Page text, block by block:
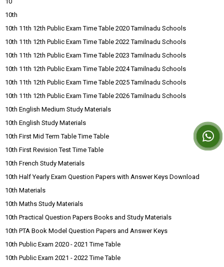
10th
10th 11th 12th Public Exam Time Table 2020 Tamilnadu Schools
10th 11th 12th Public Exam Time Table 2022 Tamilnadu Schools
10th 11th 12th Public Exam Time Table 2023 Tamilnadu Schools
10th 11th 12th Public Exam Time Table 2024 Tamilnadu Schools
10th 11th 12th Public Exam Time Table 2025 Tamilnadu Schools
10th 11th 12th Public Exam Time Table 2026 Tamilnadu Schools
10th English Medium Study Materials
10th English Study Materials
10th First Mid Term Table Time Table
10th First Revision Test Time Table
10th French Study Materials
10th Half Yearly Exam Question Papers with Answer Keys Download
10th Materials
10th Maths Study Materials
10th Practical Question Papers Books and Study Materials
10th PTA Book Model Question Papers and Answer Keys
10th Public Exam 2020 - 2021 Time Table
10th Public Exam 2021 - 2022 Time Table